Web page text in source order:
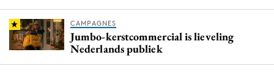
CAMPAGNES
Jumbo-kerstcommercial is lieveling
Nederlands publiek